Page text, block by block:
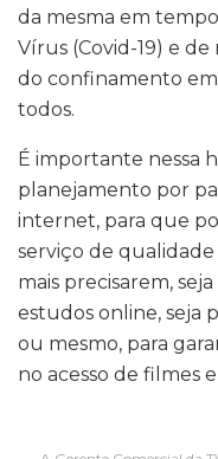
da mesma em
Vírus (Covid-19) e de
do confinamento em
todos.
É importante nessa
planejamento por
internet, para que
serviço de
mais precisarem,
estudos online, seja
ou mesmo, para
no acesso de filmes e